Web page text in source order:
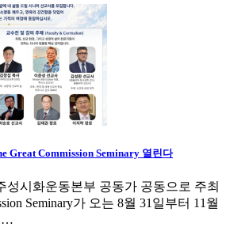
Great Commission Seminary 열린다
성시화운동본부 공동가 공동으로 주최
Seminary가 오는 8월 31일부터 11월
…